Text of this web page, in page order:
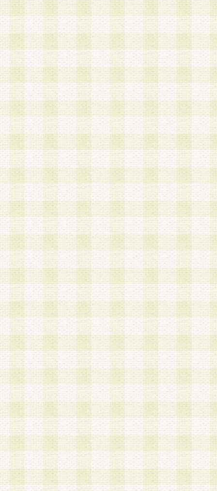
第5条 会員の登録情報
1.当社は、会員の登録情報に含まれる氏名・住所
アドレス等会員個人を識別できる情報を当社が別
シーポリシー
」に基づき適切に取り扱うものとし
は、当該個人情報を以下の各号に定める目的に利
す。なお、これら事項以外の目的で個人情報を利
かじめ会員の同意を得たうえで利用するものとし
a.本サービスの実施または運営
b.本サービスに係る謝礼、景品、調査サンプル品
c.会員からの電話、メール等の問い合わせなどへ
d.その他これらに付随する業務
2.当社は、会員個人を識別することのできる情報
会員情報を本人の承諾なく第三者に開示すること
人を識別できる情報について第三者に開示または
社は事前に会員本人の同意を得るものとします。
3.前項の定めに拘わらず、当社は、以下の目的に
意を 得ることなく、会員個人を識別できる情報
づき選定した委託業者に対して当社の責任におい
できるものとします。な お、当社は、当該委託
契約を締結しこれを遵守させるとともに、本規約
の注意をもって当該情報を使用させるものとし ま
a.本サービスに係る謝礼、景品、調査サンプル品
b.会員からの電話、メール等の問い合わせなどへ
c.モバイルリサーチ、またはグループ形式による
実施もしくは運営
d.その他これらに付随する業務
4.会員は、住所、電話番号その他の登録情報につ
合は、速やかに当社所定の変更手続きを行うもの
5.当社は、必要と認めた場合、会員に対して、電
手段により登録情報の対象者が会員登録者本人で
の内容が正確であること、アンケートの回答内容
うことができるものとます。
6.会員は、会員登録後当社が定期的に行う登録情
して、当社指定の期間内に更新手続きを行うもの
該期間内に更新手続きを行わない場合、その時点
発行したポイントは失効されるものとします。